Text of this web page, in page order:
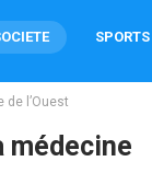
SPORTS
l’Ouest
médecine